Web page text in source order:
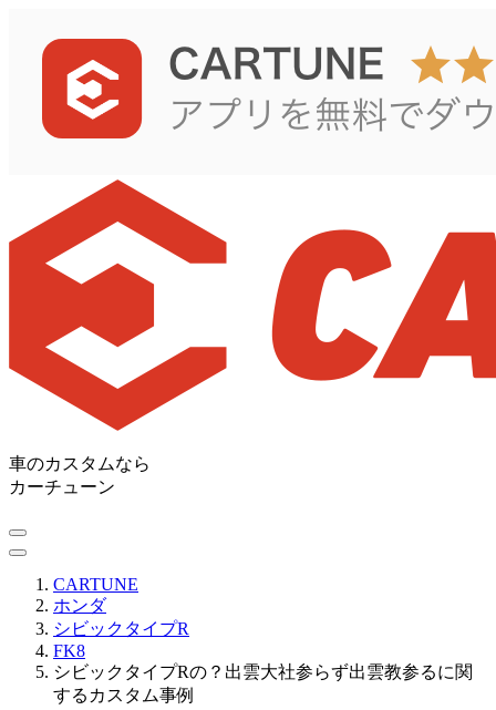
車のカスタムなら
カーチューン
CARTUNE
ホンダ
シビックタイプR
FK8
シビックタイプRの？出雲大社参らず出雲教参るに関
するカスタム事例